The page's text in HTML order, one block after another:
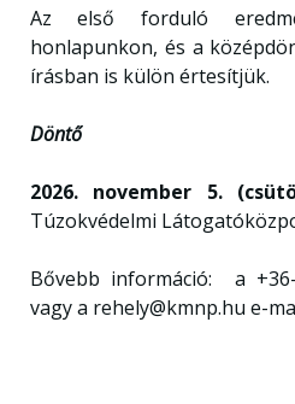
Az első forduló
honlapunkon, és a
írásban is külön értesítjük.
Döntő
2026. november 5.
Túzokvédelmi
Bővebb információ: a
vagy a rehely@kmnp.hu e-